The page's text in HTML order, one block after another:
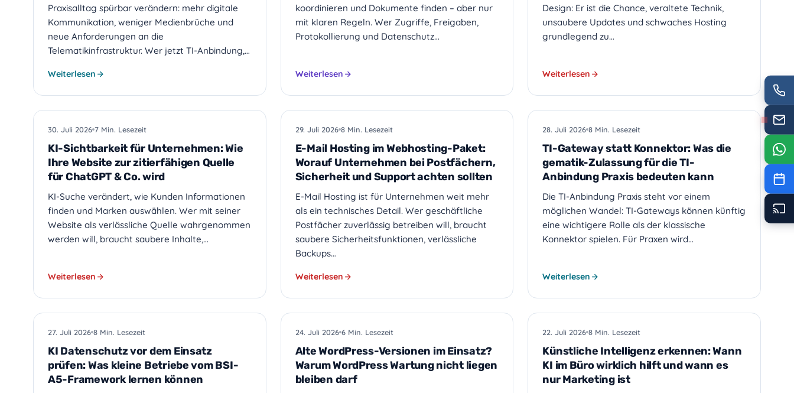
Praxisalltag spürbar verändern: mehr digitale
Kommunikation, weniger Medienbrüche und
neue Anforderungen an die
Telematikinfrastruktur. Wer jetzt TI-Anbindung,…
Weiterlesen
koordinieren und Dokumente finden – aber nur
mit klaren Regeln. Wer Zugriffe, Freigaben,
Protokollierung und Datenschutz…
Weiterlesen
Design: Er ist die Chance, veraltete Technik,
unsaubere Updates und schwaches Hosting
grundlegend zu…
Weiterlesen
WEBDESIGN
30. Juli 2026 7 Min. Lesezeit
KI-Sichtbarkeit für Unternehmen: Wie
Ihre Website zur zitierfähigen Quelle
für ChatGPT & Co. wird
KI-Suche verändert, wie Kunden Informationen
finden und Marken auswählen. Wer mit seiner
Website als verlässliche Quelle wahrgenommen
werden will, braucht saubere Inhalte,…
Weiterlesen
HOSTING
29. Juli 2026 8 Min. Lesezeit
E-Mail Hosting im Webhosting-Paket:
Worauf Unternehmen bei Postfächern,
Sicherheit und Support achten sollten
E-Mail Hosting ist für Unternehmen weit mehr
als ein technisches Detail. Wer geschäftliche
Postfächer zuverlässig betreiben will, braucht
saubere Sicherheitsfunktionen, verlässliche
Backups…
Weiterlesen
PRAXIS-IT
28. Juli 2026 8 Min. Lesezeit
TI-Gateway statt Konnektor: Was die
gematik-Zulassung für die TI-
Anbindung Praxis bedeuten kann
Die TI-Anbindung Praxis steht vor einem
möglichen Wandel: TI-Gateways können künftig
eine wichtigere Rolle als der klassische
Konnektor spielen. Für Praxen wird…
Weiterlesen
KI
27. Juli 2026 8 Min. Lesezeit
KI Datenschutz vor dem Einsatz
prüfen: Was kleine Betriebe vom BSI-
A5-Framework lernen können
WEBDESIGN
24. Juli 2026 6 Min. Lesezeit
Alte WordPress-Versionen im Einsatz?
Warum WordPress Wartung nicht liegen
bleiben darf
KI
22. Juli 2026 8 Min. Lesezeit
Künstliche Intelligenz erkennen: Wann
KI im Büro wirklich hilft und wann es
nur Marketing ist